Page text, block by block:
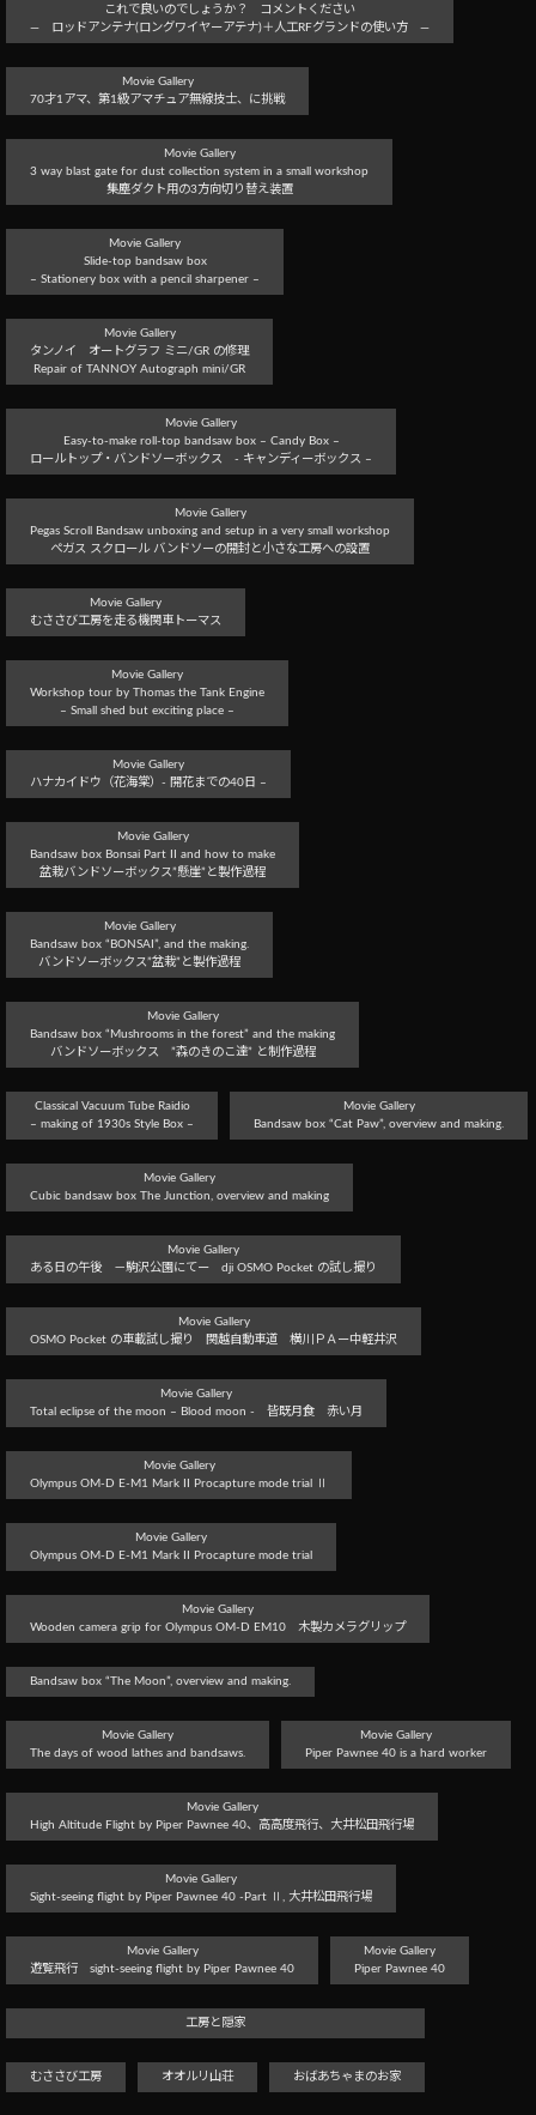
これで良いのでしょうか？ コメントください
― ロッドアンテナ(ロングワイヤーアテナ)＋人工RFグランドの使い方 ―
Movie Gallery
70才1アマ、第1級アマチュア無線技士、に挑戦
Movie Gallery
3 way blast gate for dust collection system in a small workshop
集塵ダクト用の3方向切り替え装置
Movie Gallery
Slide-top bandsaw box
– Stationery box with a pencil sharpener –
Movie Gallery
タンノイ オートグラフ ミニ/GR の修理
Repair of TANNOY Autograph mini/GR
Movie Gallery
Easy-to-make roll-top bandsaw box – Candy Box –
ロールトップ・バンドソーボックス - キャンディーボックス –
Movie Gallery
Pegas Scroll Bandsaw unboxing and setup in a very small workshop
ぺガス スクロール バンドソーの開封と小さな工房への設置
Movie Gallery
むささび工房を走る機関車トーマス
Movie Gallery
Workshop tour by Thomas the Tank Engine
– Small shed but exciting place –
Movie Gallery
ハナカイドウ（花海棠）- 開花までの40日 –
Movie Gallery
Bandsaw box Bonsai Part II and how to make
盆栽バンドソーボックス”懸崖”と製作過程
Movie Gallery
Bandsaw box “BONSAI”, and the making.
バンドソーボックス”盆栽”と製作過程
Movie Gallery
Bandsaw box “Mushrooms in the forest” and the making
バンドソーボックス ”森のきのこ達” と制作過程
Classical Vacuum Tube Raidio
– making of 1930s Style Box –
Movie Gallery
Bandsaw box “Cat Paw”, overview and making.
Movie Gallery
Cubic bandsaw box The Junction, overview and making
Movie Gallery
ある日の午後 －駒沢公園にてー dji OSMO Pocket の試し撮り
Movie Gallery
OSMO Pocket の車載試し撮り 関越自動車道 横川ＰＡー中軽井沢
Movie Gallery
Total eclipse of the moon – Blood moon - 皆既月食 赤い月
Movie Gallery
Olympus OM-D E-M1 Mark II Procapture mode trial Ⅱ
Movie Gallery
Olympus OM-D E-M1 Mark II Procapture mode trial
Movie Gallery
Wooden camera grip for Olympus OM-D EM10 木製カメラグリップ
Bandsaw box “The Moon”, overview and making.
Movie Gallery
The days of wood lathes and bandsaws.
Movie Gallery
Piper Pawnee 40 is a hard worker
Movie Gallery
High Altitude Flight by Piper Pawnee 40、高高度飛行、大井松田飛行場
Movie Gallery
Sight-seeing flight by Piper Pawnee 40 -Part Ⅱ, 大井松田飛行場
Movie Gallery
遊覧飛行 sight-seeing flight by Piper Pawnee 40
Movie Gallery
Piper Pawnee 40
工房と隠家
むささび工房 オオルリ山荘 おばあちゃまのお家